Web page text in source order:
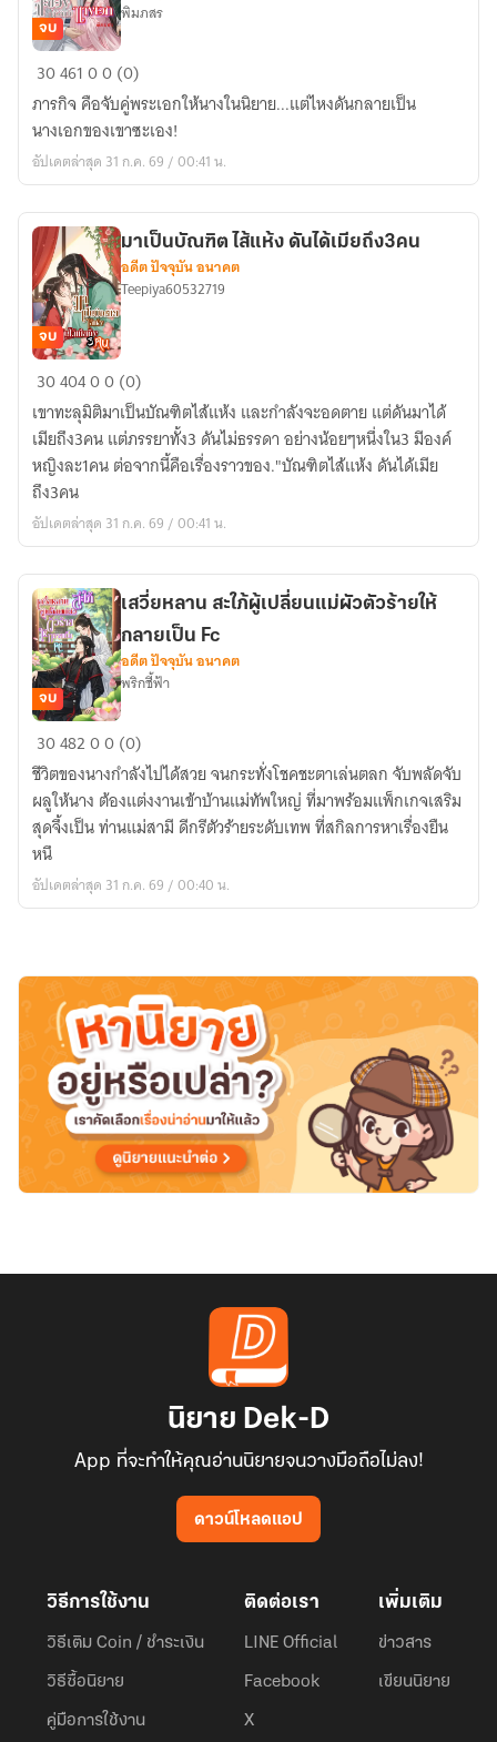
แค่
ตัวประกอบ
แล้ว
ไง
จะ
ปฏิวัติ
เป็น
นางเอก
จบ
พิมภสร
3046100 (0)
ภารกิจ คือจับคู่พระเอกให้นางในนิยาย...แต่ไหงดันกลายเป็น
นางเอกของเขาซะเอง!
อัปเดตล่าสุด 31 ก.ค. 69 / 00:41 น.
มา
บัณฑิต
ไส้
แห้ง
ดัน
ได้
ถึง3คน
จบ
มาเป็นบัณฑิต ไส้แห้ง ดันได้เมียถึง3คน
อดีต ปัจจุบัน อนาคต
Teepiya60532719
3040400 (0)
เขาทะลุมิติมาเป็นบัณฑิตไส้แห้ง และกำลังจะอดตาย แต่ดันมาได้
เมียถึง3คน แต่ภรรยาทั้ง3 ดันไม่ธรรดา อย่างน้อยๆหนึ่งใน3 มีองค์
หญิงละ1คน ต่อจากนี้คือเรื่องราวของ."บัณฑิตไส้แห้ง ดันได้เมีย
ถึง3คน
อัปเดตล่าสุด 31 ก.ค. 69 / 00:41 น.
เส
วี่ย
หลาน
สะใภ้
ผู้
เปลี่ยน
แม่
ร้าย
ให้
กลาย
เป็น
Fc
จบ
เสวี่ยหลาน สะใภ้ผู้เปลี่ยนแม่ผัวตัวร้ายให้
กลายเป็น Fc
อดีต ปัจจุบัน อนาคต
พริกชี้ฟ้า
3048200 (0)
ชีวิตของนางกำลังไปได้สวย จนกระทั่งโชคชะตาเล่นตลก จับพลัดจับ
ผลูให้นาง ต้องแต่งงานเข้าบ้านแม่ทัพใหญ่ ที่มาพร้อมแพ็กเกจเสริม
สุดจึ้งเป็น ท่านแม่สามี ดีกรีตัวร้ายระดับเทพ ที่สกิลการหาเรื่องยืน
หนึ
อัปเดตล่าสุด 31 ก.ค. 69 / 00:40 น.
นิยาย Dek-D
App ที่จะทำให้คุณอ่านนิยายจนวางมือถือไม่ลง!
ดาวน์โหลดแอป
วิธีการใช้งาน
วิธีเติม Coin / ชำระเงิน
วิธีซื้อนิยาย
คู่มือการใช้งาน
ติดต่อเรา
LINE Official
Facebook
X
เพิ่มเติม
ข่าวสาร
เขียนนิยาย